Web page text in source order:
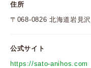
住所
〒068-0826 北海道岩見
公式サイト
https://sato-anihos.com